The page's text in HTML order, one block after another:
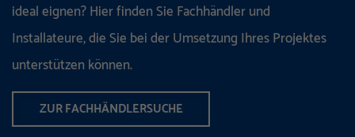
ideal eignen? Hier finden Sie Fachhändler und
Installateure, die Sie bei der Umsetzung Ihres Projektes
unterstützen können.
ZUR FACHHÄNDLERSUCHE